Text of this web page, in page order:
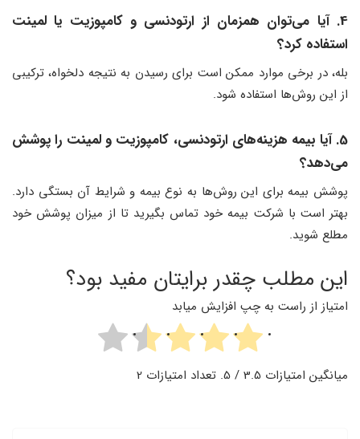
4. آیا می‌توان همزمان از ارتودنسی و کامپوزیت یا لمینت
استفاده کرد؟
بله، در برخی موارد ممکن است برای رسیدن به نتیجه دلخواه، ترکیبی
از این روش‌ها استفاده شود.
5. آیا بیمه هزینه‌های ارتودنسی، کامپوزیت و لمینت را پوشش
می‌دهد؟
پوشش بیمه برای این روش‌ها به نوع بیمه و شرایط آن بستگی دارد.
بهتر است با شرکت بیمه خود تماس بگیرید تا از میزان پوشش خود
مطلع شوید.
این مطلب چقدر برایتان مفید بود؟
امتیاز از راست به چپ افزایش میابد
میانگین امتیازات 3.5 / 5. تعداد امتیازات 2